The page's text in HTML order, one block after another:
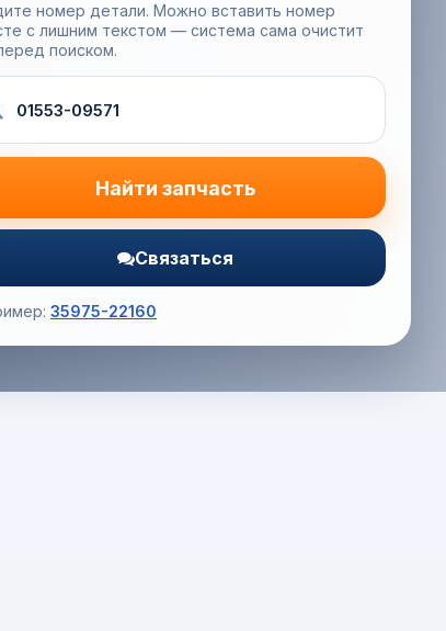
номер детали. Можно вставить номер
с лишним текстом — система сама очистит
поиском.
Найти запчасть
Связаться
35975-22160